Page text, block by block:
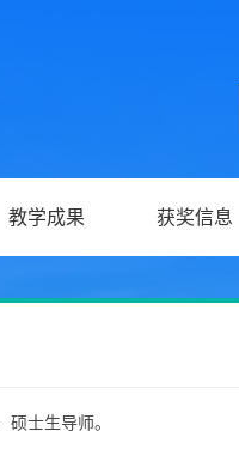
教学成果 获奖信息
士生导师。